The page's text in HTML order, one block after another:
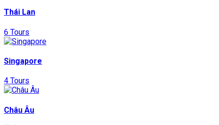
Thái Lan
6 Tours
Singapore
4 Tours
Châu Âu